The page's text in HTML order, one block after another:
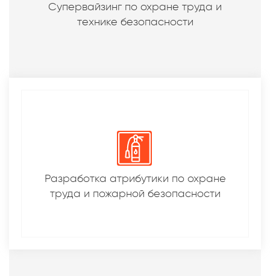
Супервайзинг по охране труда и
технике безопасности
Разработка атрибутики по охране
труда и пожарной безопасности